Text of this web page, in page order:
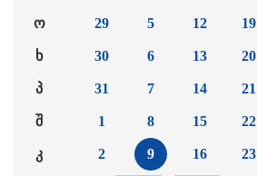
ო
ხ
პ
შ
კ
29
30
31
1
2
5
6
7
8
9
12
13
14
15
16
19
20
21
22
23